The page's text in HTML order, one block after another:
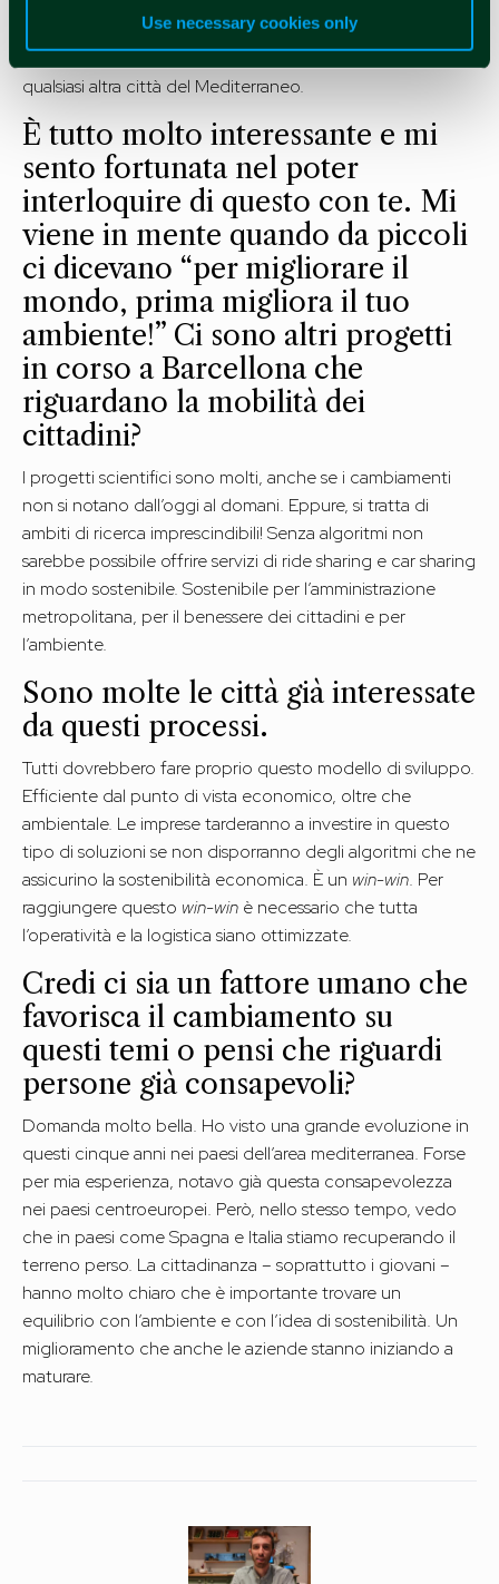
Use necessary cookies only
mobilità ordinaria dei cittadini, senza intralciare il trasporto
pubblico? Questo vale per Barcellona come per una
qualsiasi altra città del Mediterraneo.
È tutto molto interessante e mi
sento fortunata nel poter
interloquire di questo con te. Mi
viene in mente quando da piccoli
ci dicevano “per migliorare il
mondo, prima migliora il tuo
ambiente!” Ci sono altri progetti
in corso a Barcellona che
riguardano la mobilità dei
cittadini?
I progetti scientifici sono molti, anche se i cambiamenti
non si notano dall’oggi al domani. Eppure, si tratta di
ambiti di ricerca imprescindibili! Senza algoritmi non
sarebbe possibile offrire servizi di ride sharing e car sharing
in modo sostenibile. Sostenibile per l’amministrazione
metropolitana, per il benessere dei cittadini e per
l’ambiente.
Sono molte le città già interessate
da questi processi.
Tutti dovrebbero fare proprio questo modello di sviluppo.
Efficiente dal punto di vista economico, oltre che
ambientale. Le imprese tarderanno a investire in questo
tipo di soluzioni se non disporranno degli algoritmi che ne
assicurino la sostenibilità economica. È un win-win. Per
raggiungere questo win-win è necessario che tutta
l’operatività e la logistica siano ottimizzate.
Credi ci sia un fattore umano che
favorisca il cambiamento su
questi temi o pensi che riguardi
persone già consapevoli?
Domanda molto bella. Ho visto una grande evoluzione in
questi cinque anni nei paesi dell’area mediterranea. Forse
per mia esperienza, notavo già questa consapevolezza
nei paesi centroeuropei. Però, nello stesso tempo, vedo
che in paesi come Spagna e Italia stiamo recuperando il
terreno perso. La cittadinanza – soprattutto i giovani –
hanno molto chiaro che è importante trovare un
equilibrio con l’ambiente e con l’idea di sostenibilità. Un
miglioramento che anche le aziende stanno iniziando a
maturare.